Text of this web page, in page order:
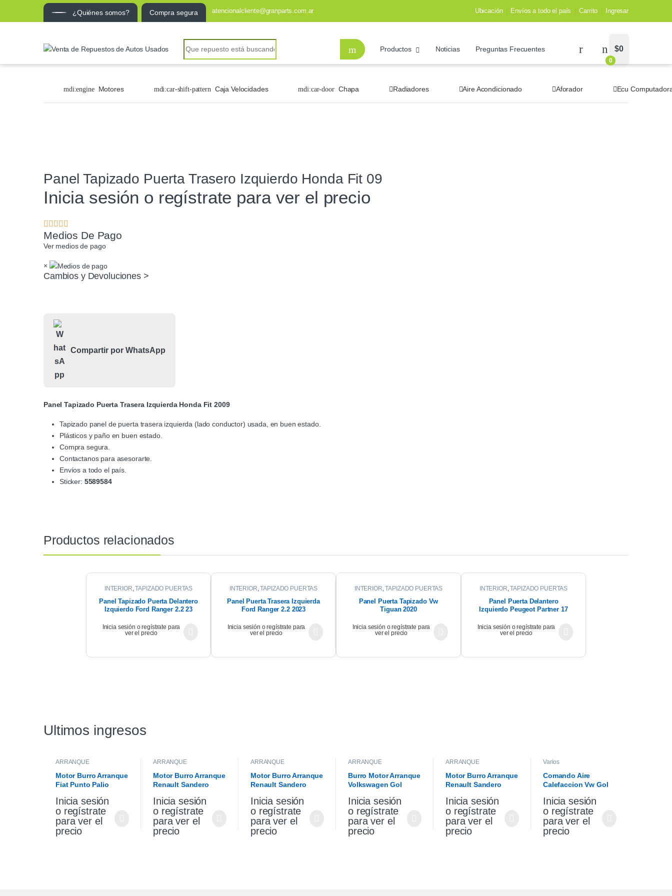
¿Quiénes somos? Compra segura atencionalcliente@granparts.com.ar Ubicación Envíos a todo el país Carrito Ingresar
Productos Noticias Preguntas Frecuentes
0
$0
Motores Caja Velocidades Chapa Radiadores Aire Acondicionado Aforador Ecu
Panel Tapizado Puerta Trasero Izquierdo Honda Fit 09
Inicia sesión o regístrate para ver el precio
Medios De Pago
Ver medios de pago
×
Cambios y Devoluciones >
Compartir por WhatsApp
Panel Tapizado Puerta Trasera Izquierda Honda Fit 2009
Tapizado panel de puerta trasera izquierda (lado conductor) usada, en buen estado.
Plásticos y paño en buen estado.
Compra segura.
Contactanos para asesorarte.
Envíos a todo el país.
Sticker: 5589584
Productos relacionados
INTERIOR,TAPIZADO PUERTAS
Panel Tapizado Puerta Delantero
Izquierdo Ford Ranger 2.2 23
Inicia sesión o regístrate para
ver el precio
INTERIOR,TAPIZADO PUERTAS
Panel Puerta Trasera Izquierda
Ford Ranger 2.2 2023
Inicia sesión o regístrate para
ver el precio
INTERIOR,TAPIZADO PUERTAS
Panel Puerta Tapizado Vw
Tiguan 2020
Inicia sesión o regístrate para
ver el precio
INTERIOR,TAPIZADO PUERTAS
Panel Puerta Delantero
Izquierdo Peugeot Partner 17
Inicia sesión o regístrate para
ver el precio
Ultimos ingresos
ARRANQUE
Motor Burro Arranque
Fiat Punto Palio
Inicia sesión
o regístrate
para ver el
precio
ARRANQUE
Motor Burro Arranque
Renault Sandero
Original
Inicia sesión
o regístrate
para ver el
precio
ARRANQUE
Motor Burro Arranque
Renault Sandero
Inicia sesión
o regístrate
para ver el
precio
ARRANQUE
Burro Motor Arranque
Volkswagen Gol
Inicia sesión
o regístrate
para ver el
precio
ARRANQUE
Motor Burro Arranque
Renault Sandero
Inicia sesión
o regístrate
para ver el
precio
Varios
Comando Aire
Calefaccion Vw Gol
Inicia sesión
o regístrate
para ver el
precio